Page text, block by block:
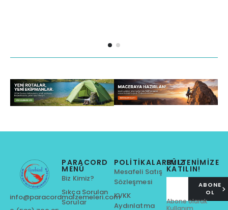
info@paracordmalzemeleri.com
BÜLTENİMİZE
KATILIN!
ABONE
OL
Abone olarak
PARACORD
MENÜ
Biz Kimiz?
Sıkça Sorulan
Sorular
POLITIKALARIMIZ
Mesafeli Satış
Sözleşmesi
KVKK
Aydınlatma